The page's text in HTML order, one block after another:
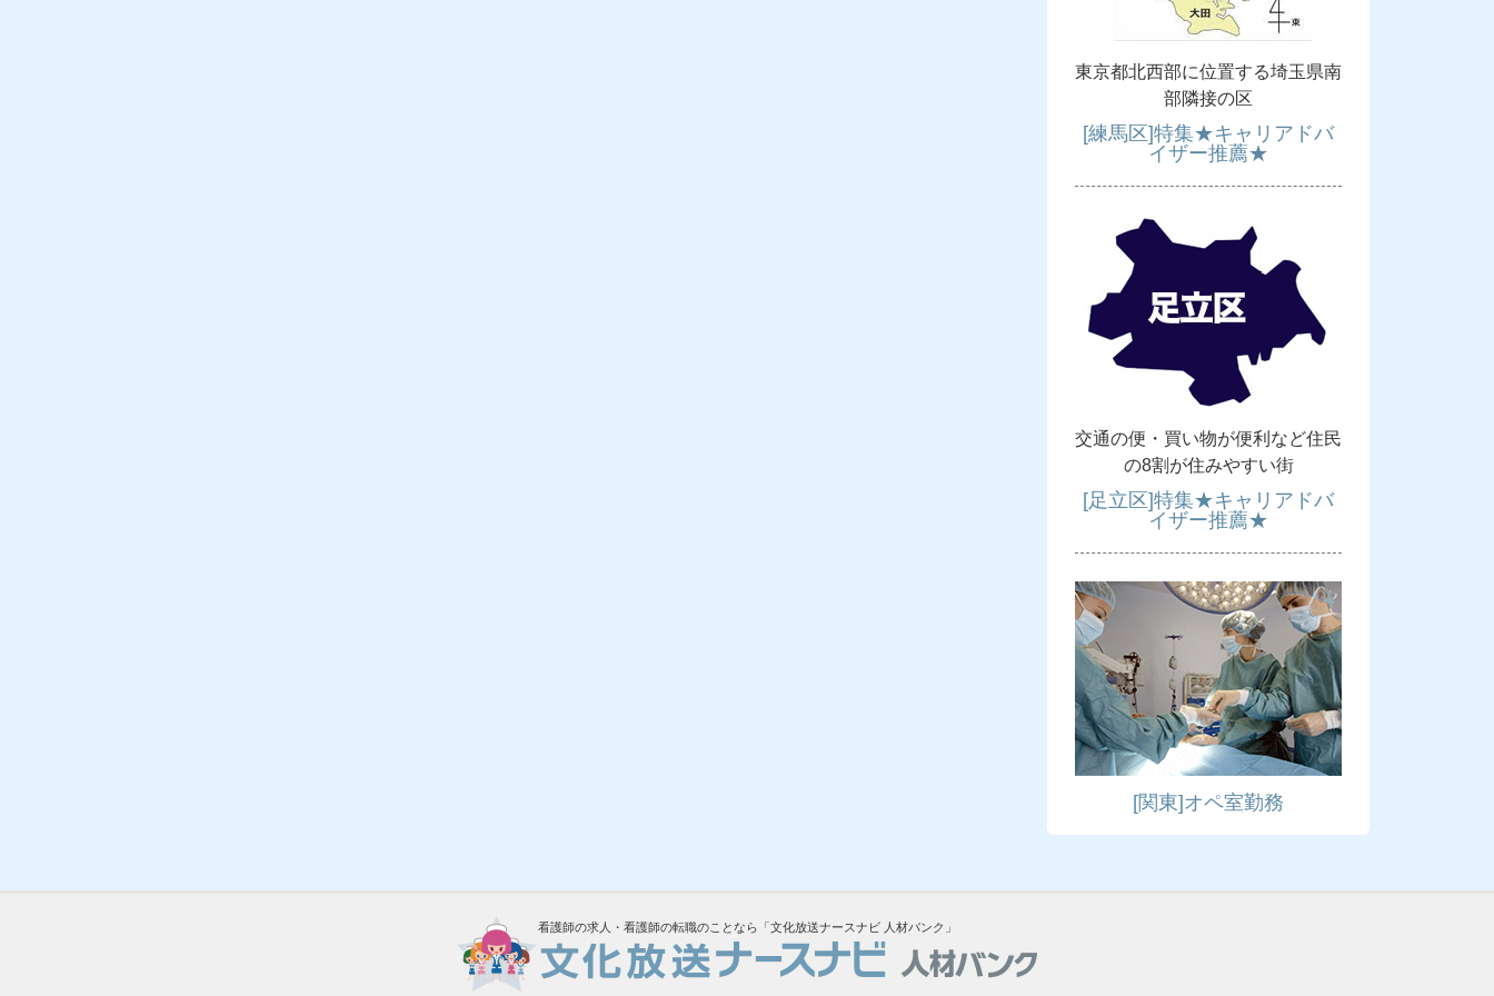
東京都北西部に位置する埼玉県南
部隣接の区
[練馬区]特集★キャリアドバ
イザー推薦★
交通の便・買い物が便利など住民
の8割が住みやすい街
[足立区]特集★キャリアドバ
イザー推薦★
[関東]オペ室勤務
看護師の求人・看護師の転職のことなら「文化放送ナースナビ 人材バンク」